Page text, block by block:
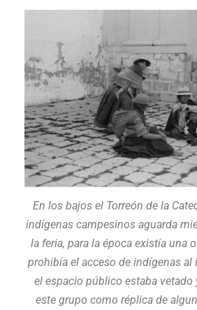
En los bajos el Torreón de la
indígenas campesinos aguarda
la feria, para la época existía una
prohibía el acceso de indígenas al
el espacio público estaba vetado
este grupo como réplica de